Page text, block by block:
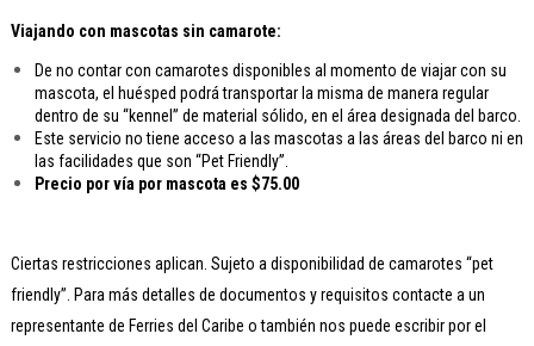
Viajando con mascotas sin camarote:
De no contar con camarotes disponibles al momento de viajar con su
mascota, el huésped podrá transportar la misma de manera regular
dentro de su “kennel” de material sólido, en el área designada del barco.
Este servicio no tiene acceso a las mascotas a las áreas del barco ni en
las facilidades que son “Pet Friendly”.
Precio por vía por mascota es $75.00
Ciertas restricciones aplican. Sujeto a disponibilidad de camarotes “pet
friendly”. Para más detalles de documentos y requisitos contacte a un
representante de Ferries del Caribe o también nos puede escribir por el